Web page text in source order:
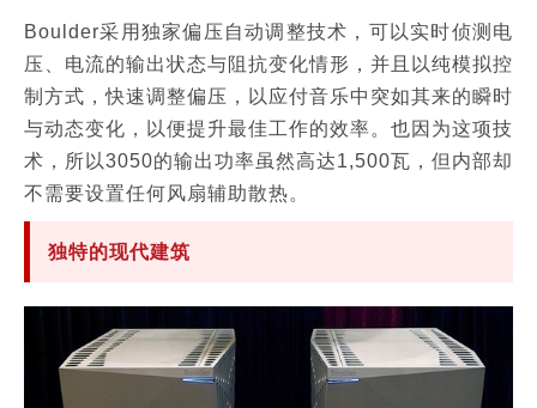
Boulder采用独家偏压自动调整技术，可以实时侦测电
压、电流的输出状态与阻抗变化情形，并且以纯模拟控
制方式，快速调整偏压，以应付音乐中突如其来的瞬时
与动态变化，以便提升最佳工作的效率。也因为这项技
术，所以3050的输出功率虽然高达1,500瓦，但内部却
不需要设置任何风扇辅助散热。
独特的现代建筑